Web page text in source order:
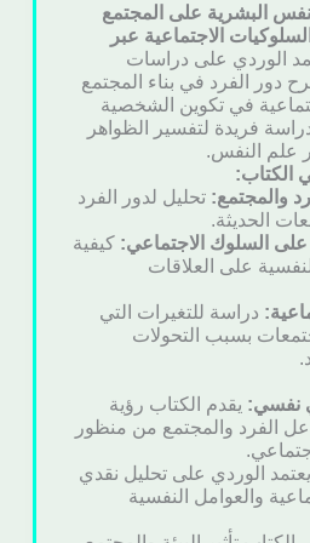
البشرية على المجتمع
الاجتماعية عبر
الوردي على دراسات
دور الفرد في بناء المجتمع
في تكوين الشخصية
فريدة لتفسير الظواهر
علم النفس.
الكتاب:
والمجتمع: تحليل لدور الفرد
الحديثة.
على السلوك الاجتماعي: كيفية
على العلاقات
دراسة للتغيرات التي
بسبب التحولات
نفسي: يقدم الكتاب رؤية
الفرد والمجتمع من منظور
يعتمد الوردي على تحليل نقدي
والعوامل النفسية